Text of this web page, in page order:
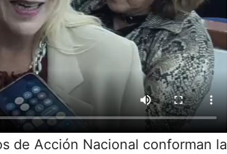
de Acción Nacional conforman la